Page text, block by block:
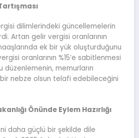
dilimlerindeki güncellemelerin
Artan gelir vergisi oranlarının
ek bir yük oluşturduğunu
oranlarının %15’e sabitlenmesi
düzenlemenin, memurların
bir nebze olsun telafi edebileceğini
Önünde Eylem Hazırlığı
daha güçlü bir şekilde dile